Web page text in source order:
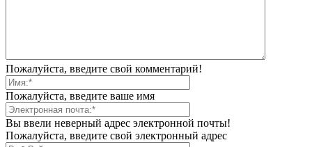
Пожалуйста, введите свой комментарий!
Пожалуйста, введите ваше имя
Вы ввели неверный адрес электронной почты!
Пожалуйста, введите свой электронный адрес